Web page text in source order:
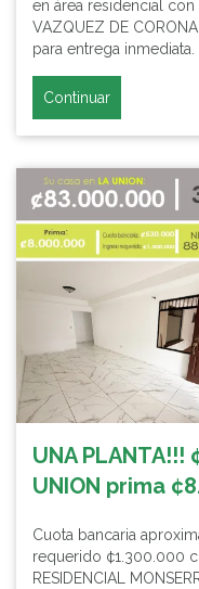
en área residencial
VAZQUEZ DE
para entrega
Continuar
UNA PLANTA!!!
UNION prima
Cuota bancaria
requerido ¢1.300.000
RESIDENCIAL